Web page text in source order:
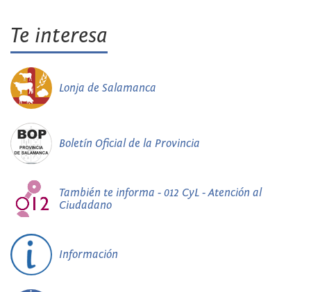
Te interesa
Lonja de Salamanca
Boletín Oficial de la Provincia
También te informa - 012 CyL - Atención al
Ciudadano
Información